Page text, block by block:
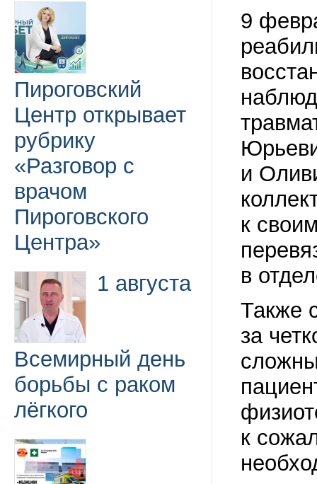
Пироговский
Центр открывает
рубрику
«Разговор с
врачом
Пироговского
Центра»
1 августа
Всемирный день
борьбы с раком
лёгкого
9
и
к
в
Также
за
к